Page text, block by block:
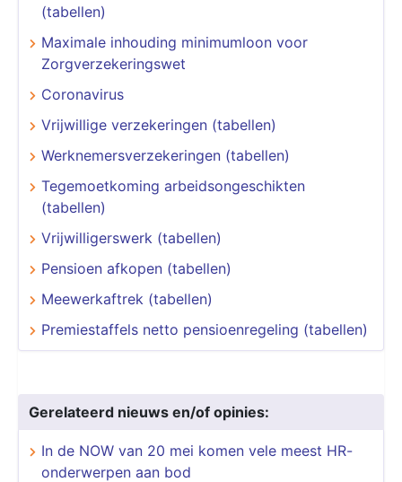
(tabellen)
Maximale inhouding minimumloon voor
Zorgverzekeringswet
Coronavirus
Vrijwillige verzekeringen (tabellen)
Werknemersverzekeringen (tabellen)
Tegemoetkoming arbeidsongeschikten
(tabellen)
Vrijwilligerswerk (tabellen)
Pensioen afkopen (tabellen)
Meewerkaftrek (tabellen)
Premiestaffels netto pensioenregeling (tabellen)
Gerelateerd nieuws en/of opinies:
In de NOW van 20 mei komen vele meest HR-
onderwerpen aan bod